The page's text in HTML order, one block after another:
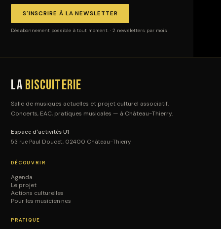
S'INSCRIRE À LA NEWSLETTER
Désabonnement possible à tout moment. · 2 newsletters par mois
La Biscuiterie
Salle de musiques actuelles et projet culturel associatif.
Concerts, EAC, pratiques musicales — à Château-Thierry.
Espace d'activités U1
53 rue Paul Doucet, 02400 Château-Thierry
DÉCOUVRIR
Agenda
Le projet
Actions culturelles
Pour les musicien·nes
PRATIQUE